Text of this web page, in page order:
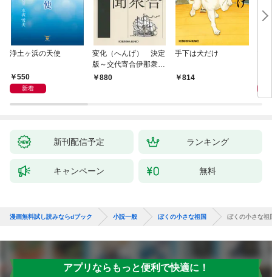
浄土ヶ浜の天使
550
新着
変化（へんげ） 決定
版～交代寄合伊那衆異
聞（1）～
880
手下は犬だけ
814
新刊配信予定 ランキング
キャンペーン 無料
漫画無料試し読みならdブック 小説一般 ぼくの小さな祖国 ぼくの小さな祖
アプリならもっと便利で快適に！